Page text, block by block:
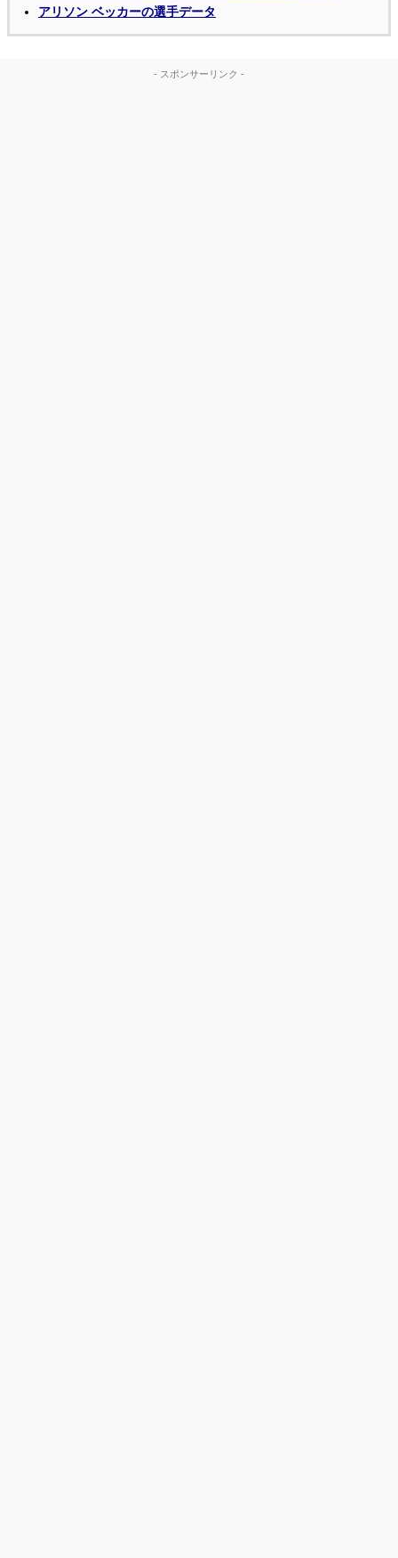
アリソン ベッカーの選手データ
- スポンサーリンク -